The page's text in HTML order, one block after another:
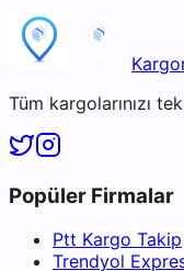
Tüm kargolarınızı
Popüler Firmalar
Ptt Kargo Takip
Trendyol